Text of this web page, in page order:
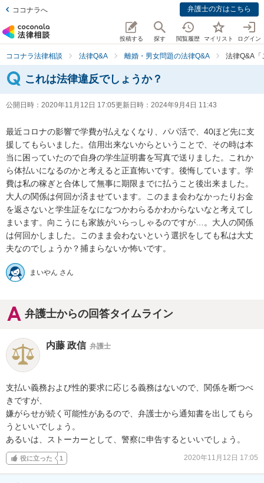
ココナラへ 弁護士の方はこちら
投稿する 探す 閲覧履歴 マイリスト ログイン
ココナラ法律相談 法律Q&A 離婚・男女問題の法律Q&A 法律Q&A「
これは法律違反でしょうか？
公開日時： 2020年11月12日 17:05更新日時： 2024年9月4日 11:43
最近コロナの影響で学費が払えなくなり、パパ活で、40ほど先に支
援してもらいました。信用出来ないからということで、その時は本
当に困っていたので自身の学生証明書を写真で送りました。これか
ら体払いになるのかと考えると正直怖いです。後悔しています。学
費は私の稼ぎと合体して無事に期限までに払うこと後出来ました。
大人の関係は何回か済ませています。このまま会わなかったりお金
を返さないと学生証をなになつかわらるかわからないなと考えてし
まいます。向こうにも家族がいらっしゃるのですが…。大人の関係
は何回かしました。このまま会わないという選択をしても私は大丈
夫なのでしょうか？捕まらないか怖いです。
まいやん さん
弁護士からの回答タイムライン
内藤 政信 弁護士
支払い義務および性的要求に応じる義務はないので、関係を断つべ
きですが、
嫌がらせが続く可能性があるので、弁護士から通知書を出してもら
うといいでしょう。
あるいは、ストーカーとして、警察に申告するといいでしょう。
役に立った 1 2020年11月12日 17:05